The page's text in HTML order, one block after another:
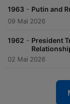
1963 - Putin and
09 Mai 2026
1962 - President
02 Mai 2026